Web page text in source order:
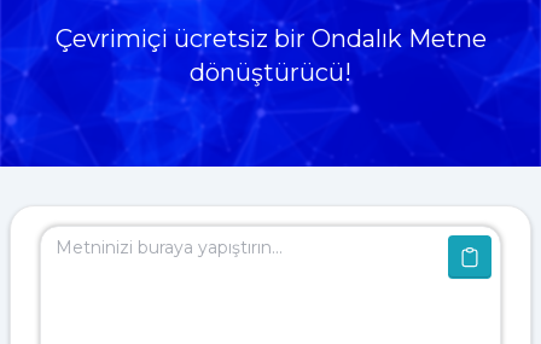
Çevrimiçi ücretsiz bir Ondalık Metne
dönüştürücü!